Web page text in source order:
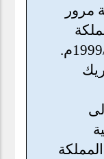
مرور
المملكة